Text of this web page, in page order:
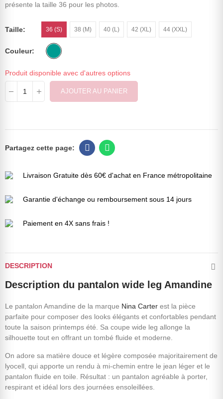
présente la taille 36 pour les photos.
Taille 36 (S) 38 (M) 40 (L) 42 (XL) 44 (XXL)
Couleur
Produit disponible avec d'autres options
AJOUTER AU PANIER
Livraison Gratuite dès 60€ d'achat en France métropolitaine
Garantie d'échange ou remboursement sous 14 jours
Paiement en 4X sans frais !
DESCRIPTION
Description du pantalon wide leg Amandine
Le pantalon Amandine de la marque Nina Carter est la pièce
parfaite pour composer des looks élégants et confortables pendant
toute la saison printemps été. Sa coupe wide leg allonge la
silhouette tout en offrant un tombé fluide et moderne.
On adore sa matière douce et légère composée majoritairement de
lyocell, qui apporte un rendu à mi-chemin entre le jean léger et le
pantalon fluide en toile. Résultat : un pantalon agréable à porter,
respirant et idéal lors des journées ensoleillées.